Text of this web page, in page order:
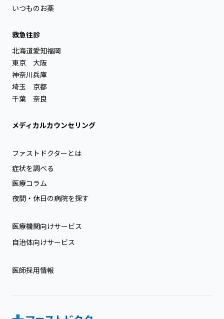
いつものお薬
救急往診
北海道
東京
神奈川
埼玉
千葉
愛知
大阪
兵庫
京都
奈良
福岡
メディカルカウンセリング
ファストドクターとは
症状を調べる
医療コラム
夜間・休日の病院を探す
医療機関向けサービス
自治体向けサービス
医師採用情報